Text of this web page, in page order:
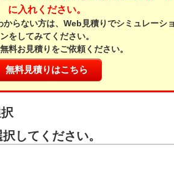
に入れください。
からない方は、Web見積りでシミュレーシ
ンをしてみてください。
料お見積りをご依頼ください。
無料見積りはこちら
してください。